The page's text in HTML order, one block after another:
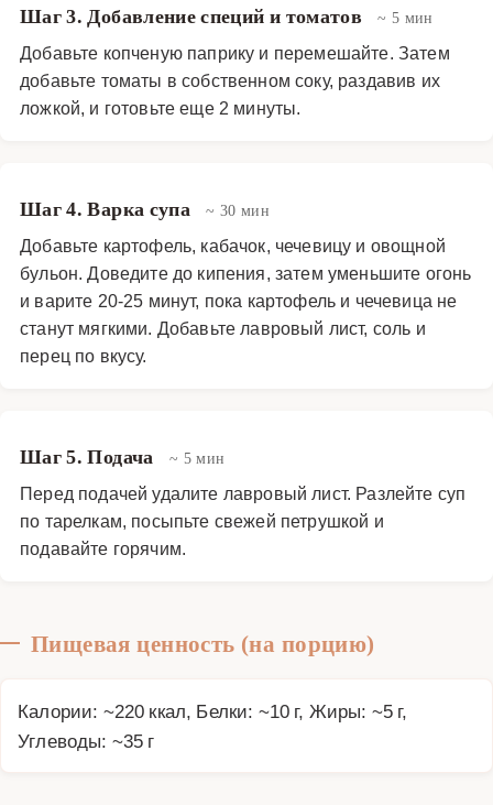
Шаг 3. Добавление специй и томатов ~ 5 мин
Добавьте копченую паприку и перемешайте. Затем
добавьте томаты в собственном соку, раздавив их
ложкой, и готовьте еще 2 минуты.
Шаг 4. Варка супа ~ 30 мин
Добавьте картофель, кабачок, чечевицу и овощной
бульон. Доведите до кипения, затем уменьшите огонь
и варите 20-25 минут, пока картофель и чечевица не
станут мягкими. Добавьте лавровый лист, соль и
перец по вкусу.
Шаг 5. Подача ~ 5 мин
Перед подачей удалите лавровый лист. Разлейте суп
по тарелкам, посыпьте свежей петрушкой и
подавайте горячим.
Пищевая ценность (на порцию)
Калории: ~220 ккал, Белки: ~10 г, Жиры: ~5 г,
Углеводы: ~35 г